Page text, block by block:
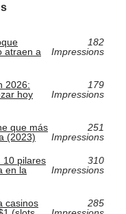
atraen a
182
Impressions
2026:
hoy
179
Impressions
que más
(2023)
251
Impressions
10 pilares
en la
310
Impressions
casinos
285